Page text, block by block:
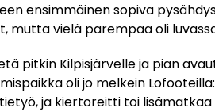
ensimmäinen sopiva
mutta vielä parempaa oli
pitkin Kilpisjärvelle ja pian
oli jo melkein
ja kiertoreitti toi lisämatkaa